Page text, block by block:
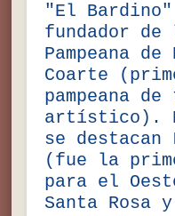
"El
fundador de
Pampeana
Coarte
pampeana
artístico).
se destacan
(fue la
para el
Santa Rosa